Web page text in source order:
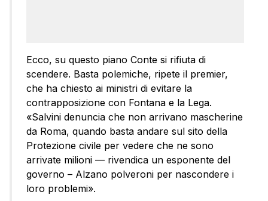
Ecco, su questo piano Conte si rifiuta di
scendere. Basta polemiche, ripete il premier,
che ha chiesto ai ministri di evitare la
contrapposizione con Fontana e la Lega.
«Salvini denuncia che non arrivano mascherine
da Roma, quando basta andare sul sito della
Protezione civile per vedere che ne sono
arrivate milioni — rivendica un esponente del
governo – Alzano polveroni per nascondere i
loro problemi».